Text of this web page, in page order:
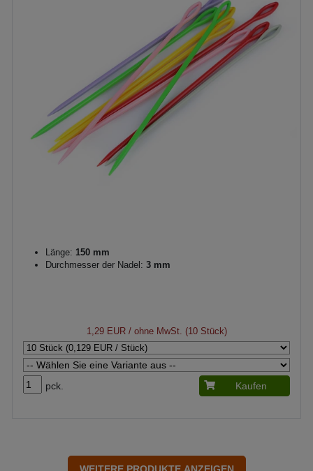
Länge: 150 mm
Durchmesser der Nadel: 3 mm
1,29 EUR/ ohne MwSt. (10 Stück)
pck. Kaufen